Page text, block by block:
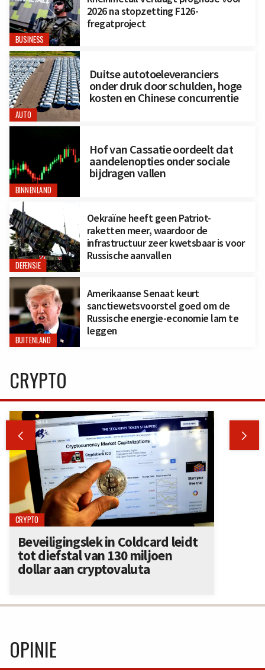
BUSINESS
2026 na stopzetting F126-
fregatproject
AUTO
Duitse autotoeleveranciers
onder druk door schulden, hoge
kosten en Chinese concurrentie
BINNENLAND
Hof van Cassatie oordeelt dat
aandelenopties onder sociale
bijdragen vallen
DEFENSIE
Oekraïne heeft geen Patriot-
raketten meer, waardoor de
infrastructuur zeer kwetsbaar is voor
Russische aanvallen
BUITENLAND
Amerikaanse Senaat keurt
sanctiewetsvoorstel goed om de
Russische energie-economie lam te
leggen
CRYPTO
 
CRYPTO
Beveiligingslek in Coldcard leidt
tot diefstal van 130 miljoen
dollar aan cryptovaluta
OPINIE